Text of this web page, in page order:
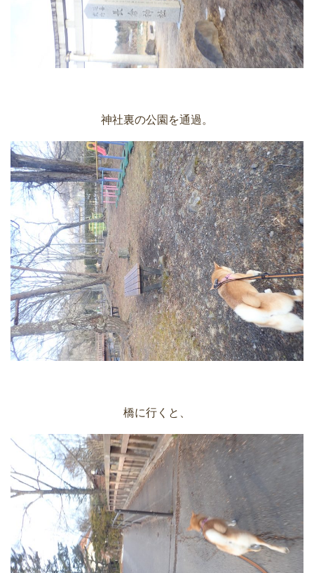
神社裏の公園を通過。
橋に行くと、